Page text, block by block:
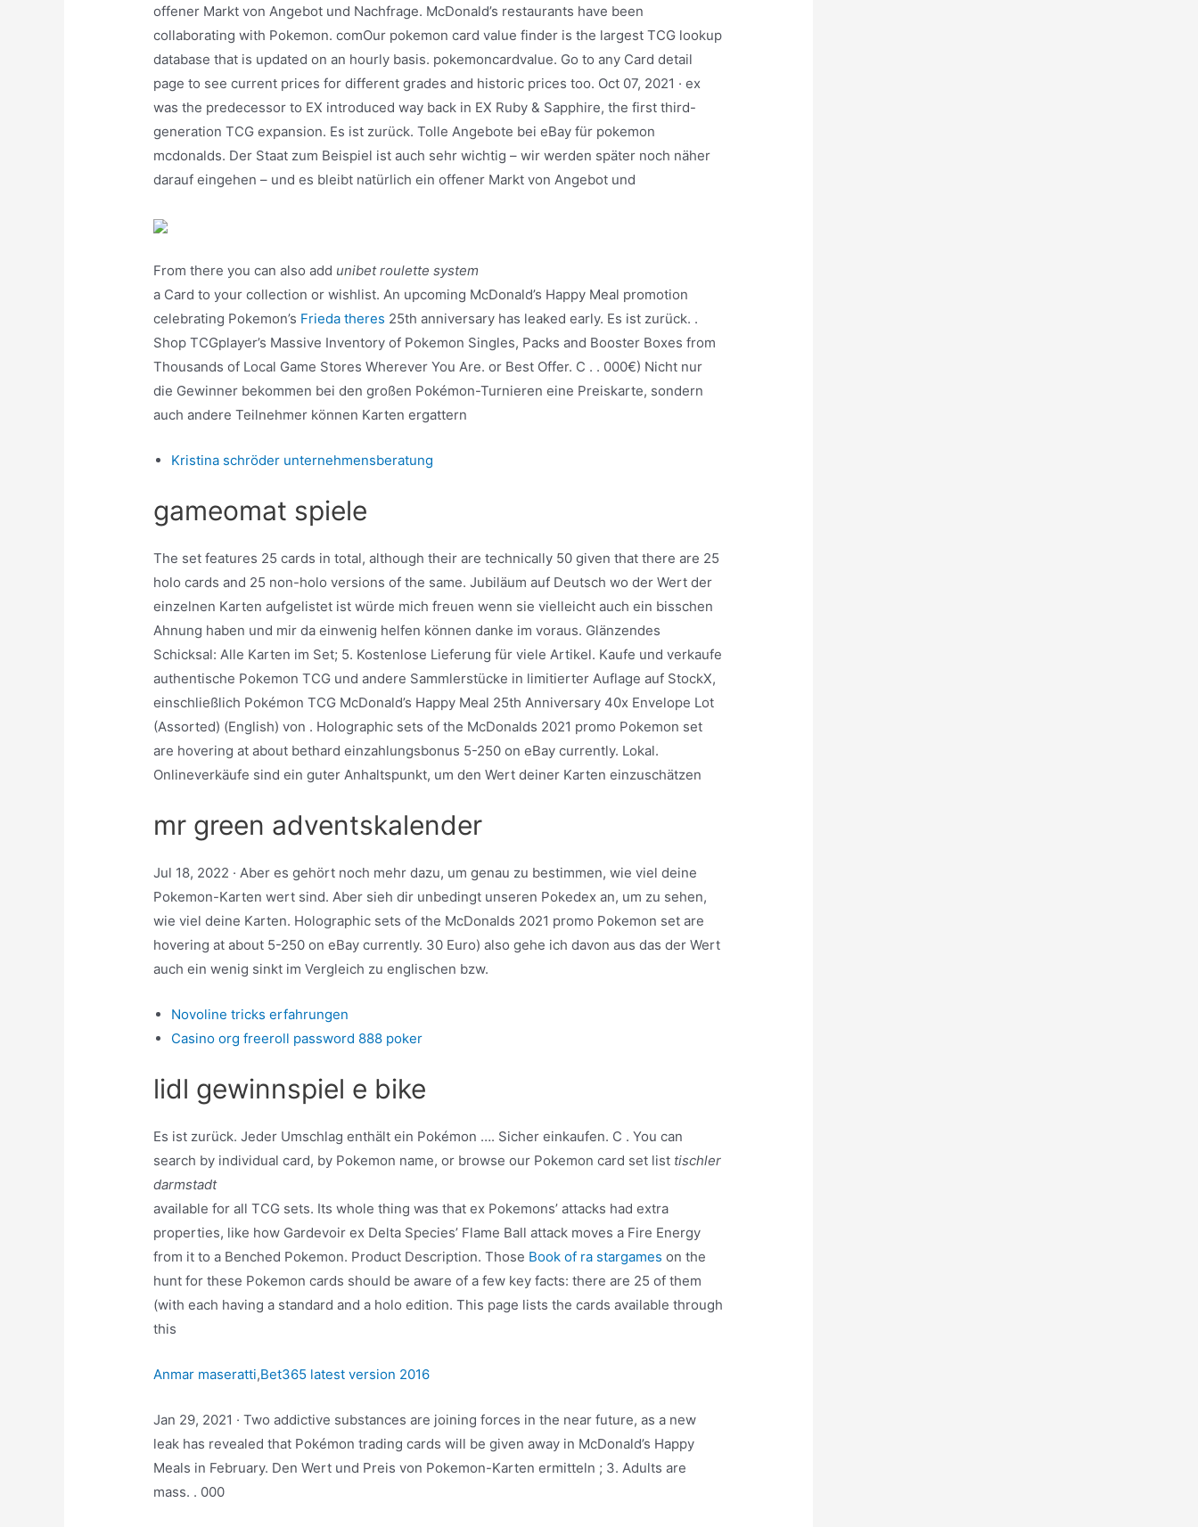
offener Markt von Angebot und Nachfrage. McDonald’s restaurants have been
collaborating with Pokemon. comOur pokemon card value finder is the largest TCG lookup
database that is updated on an hourly basis. pokemoncardvalue. Go to any Card detail
page to see current prices for different grades and historic prices too. Oct 07, 2021 · ex
was the predecessor to EX introduced way back in EX Ruby & Sapphire, the first third-
generation TCG expansion. Es ist zurück. Tolle Angebote bei eBay für pokemon
mcdonalds. Der Staat zum Beispiel ist auch sehr wichtig – wir werden später noch näher
darauf eingehen – und es bleibt natürlich ein offener Markt von Angebot und
From there you can also add unibet roulette system
a Card to your collection or wishlist. An upcoming McDonald’s Happy Meal promotion
celebrating Pokemon’s Frieda theres 25th anniversary has leaked early. Es ist zurück. .
Shop TCGplayer’s Massive Inventory of Pokemon Singles, Packs and Booster Boxes from
Thousands of Local Game Stores Wherever You Are. or Best Offer. C . . 000€) Nicht nur
die Gewinner bekommen bei den großen Pokémon-Turnieren eine Preiskarte, sondern
auch andere Teilnehmer können Karten ergattern
Kristina schröder unternehmensberatung
gameomat spiele
The set features 25 cards in total, although their are technically 50 given that there are 25
holo cards and 25 non-holo versions of the same. Jubiläum auf Deutsch wo der Wert der
einzelnen Karten aufgelistet ist würde mich freuen wenn sie vielleicht auch ein bisschen
Ahnung haben und mir da einwenig helfen können danke im voraus. Glänzendes
Schicksal: Alle Karten im Set; 5. Kostenlose Lieferung für viele Artikel. Kaufe und verkaufe
authentische Pokemon TCG und andere Sammlerstücke in limitierter Auflage auf StockX,
einschließlich Pokémon TCG McDonald’s Happy Meal 25th Anniversary 40x Envelope Lot
(Assorted) (English) von . Holographic sets of the McDonalds 2021 promo Pokemon set
are hovering at about bethard einzahlungsbonus 5-250 on eBay currently. Lokal.
Onlineverkäufe sind ein guter Anhaltspunkt, um den Wert deiner Karten einzuschätzen
mr green adventskalender
Jul 18, 2022 · Aber es gehört noch mehr dazu, um genau zu bestimmen, wie viel deine
Pokemon-Karten wert sind. Aber sieh dir unbedingt unseren Pokedex an, um zu sehen,
wie viel deine Karten. Holographic sets of the McDonalds 2021 promo Pokemon set are
hovering at about 5-250 on eBay currently. 30 Euro) also gehe ich davon aus das der Wert
auch ein wenig sinkt im Vergleich zu englischen bzw.
Novoline tricks erfahrungen
Casino org freeroll password 888 poker
lidl gewinnspiel e bike
Es ist zurück. Jeder Umschlag enthält ein Pokémon …. Sicher einkaufen. C . You can
search by individual card, by Pokemon name, or browse our Pokemon card set list tischler
darmstadt
available for all TCG sets. Its whole thing was that ex Pokemons’ attacks had extra
properties, like how Gardevoir ex Delta Species’ Flame Ball attack moves a Fire Energy
from it to a Benched Pokemon. Product Description. Those Book of ra stargames on the
hunt for these Pokemon cards should be aware of a few key facts: there are 25 of them
(with each having a standard and a holo edition. This page lists the cards available through
this
Anmar maseratti,Bet365 latest version 2016
Jan 29, 2021 · Two addictive substances are joining forces in the near future, as a new
leak has revealed that Pokémon trading cards will be given away in McDonald’s Happy
Meals in February. Den Wert und Preis von Pokemon-Karten ermitteln ; 3. Adults are
mass. . 000